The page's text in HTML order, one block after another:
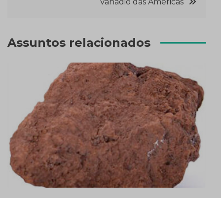
Assuntos relacionados